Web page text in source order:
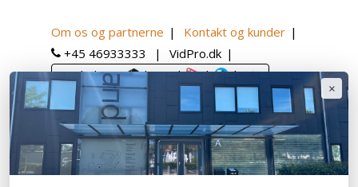
Om os og partnerne
Kontakt og kunder
+45 46933333
VidPro.dk
Book demo:
| | | |
English
Category
×